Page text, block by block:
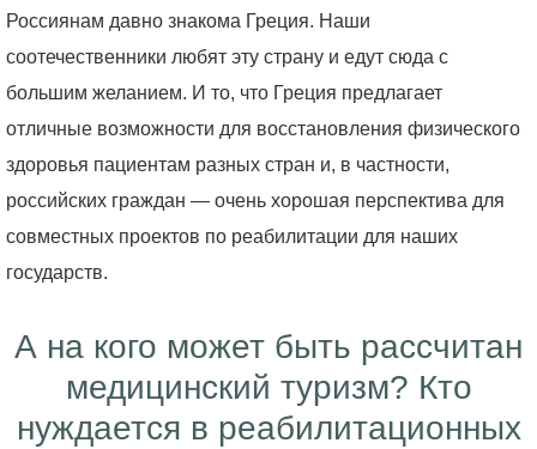
Россиянам давно знакома Греция. Наши
соотечественники любят эту страну и едут сюда с
большим желанием. И то, что Греция предлагает
отличные возможности для восстановления физического
здоровья пациентам разных стран и, в частности,
российских граждан — очень хорошая перспектива для
совместных проектов по реабилитации для наших
государств.
А на кого может быть рассчитан
медицинский туризм? Кто
нуждается в реабилитационных